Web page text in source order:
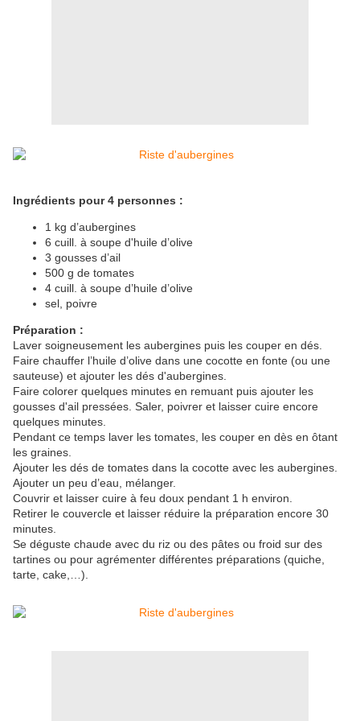
Ingrédients pour 4 personnes :
1 kg d’aubergines
6 cuill. à soupe d'huile d’olive
3 gousses d’ail
500 g de tomates
4 cuill. à soupe d’huile d’olive
sel, poivre
Préparation :
Laver soigneusement les aubergines puis les couper en dés.
Faire chauffer l’huile d’olive dans une cocotte en fonte (ou une
sauteuse) et ajouter les dés d'aubergines.
Faire colorer quelques minutes en remuant puis ajouter les
gousses d'ail pressées. Saler, poivrer et laisser cuire encore
quelques minutes.
Pendant ce temps laver les tomates, les couper en dès en ôtant
les graines.
Ajouter les dés de tomates dans la cocotte avec les aubergines.
Ajouter un peu d’eau, mélanger.
Couvrir et laisser cuire à feu doux pendant 1 h environ.
Retirer le couvercle et laisser réduire la préparation encore 30
minutes.
Se déguste chaude avec du riz ou des pâtes ou froid sur des
tartines ou pour agrémenter différentes préparations (quiche,
tarte, cake,…).